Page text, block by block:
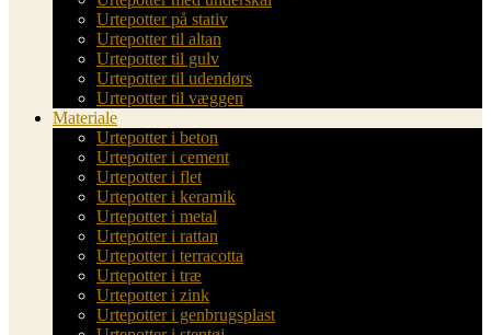
Urtepotter på stativ
Urtepotter til altan
Urtepotter til gulv
Urtepotter til udendørs
Urtepotter til væggen
Materiale
Urtepotter i beton
Urtepotter i cement
Urtepotter i flet
Urtepotter i keramik
Urtepotter i metal
Urtepotter i rattan
Urtepotter i terracotta
Urtepotter i træ
Urtepotter i zink
Urtepotter i genbrugsplast